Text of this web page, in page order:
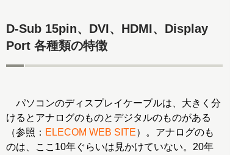
D-Sub 15pin、DVI、HDMI、Display
Port 各種類の特徴
パソコンのディスプレイケーブルは、大きく分
けるとアナログのものとデジタルのものがある
（参照： ELECOM WEB SITE）。アナログのも
のは、ここ10年ぐらいは見かけていない。20年